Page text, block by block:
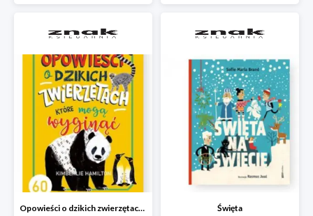
Opowieści o dzikich zwierzętach, które mogą wyginąć. Święta